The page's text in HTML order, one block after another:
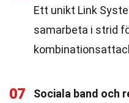
Ett unikt Link
samarbeta i strid
07
Sociala band och